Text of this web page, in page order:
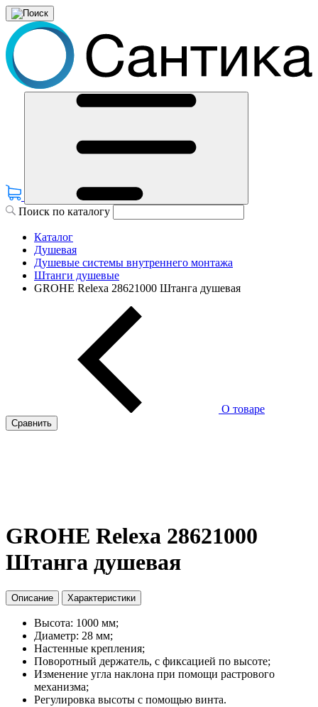
Поиск по каталогу
Каталог
Душевая
Душевые системы внутреннего монтажа
Штанги душевые
GROHE Relexa 28621000 Штанга душевая
О товаре
Сравнить
GROHE Relexa 28621000
Штанга душевая
Описание Характеристики
Высота: 1000 мм;
Диаметр: 28 мм;
Настенные крепления;
Поворотный держатель, с фиксацией по высоте;
Изменение угла наклона при помощи растрового
механизма;
Регулировка высоты с помощью винта.